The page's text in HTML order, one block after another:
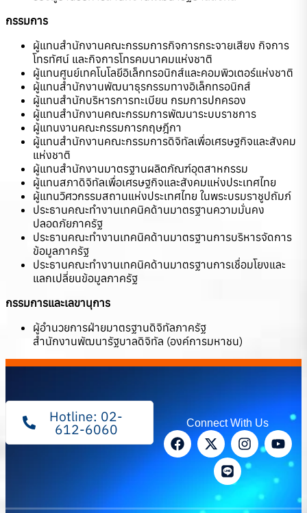
กรรมการ
ผู้แทนสำนักงานคณะกรรมการกิจการกระจายเสียง กิจการ
โทรทัศน์ และกิจการโทรคมนาคมแห่งชาติ
ผู้แทนศูนย์เทคโนโลยีอิเล็กทรอนิกส์และคอมพิวเตอร์แห่งชาติ
ผู้แทนสำนักงานพัฒนาธุรกรรมทางอิเล็กทรอนิกส์
ผู้แทนสำนักบริหารการทะเบียน กรมการปกครอง
ผู้แทนสำนักงานคณะกรรมการพัฒนาระบบราชการ
ผู้แทนงานคณะกรรมการกฤษฎีกา
ผู้แทนสำนักงานคณะกรรมการดิจิทัลเพื่อเศรษฐกิจและสังคม
แห่งชาติ
ผู้แทนสำนักงานมาตรฐานผลิตภัณฑ์อุตสาหกรรม
ผู้แทนสภาดิจิทัลเพื่อเศรษฐกิจและสังคมแห่งประเทศไทย
ผู้แทนวิศวกรรมสถานแห่งประเทศไทย ในพระบรมราชูปถัมภ์
ประธานคณะทำงานเทคนิคด้านมาตรฐานความมั่นคง
ปลอดภัยภาครัฐ
ประธานคณะทำงานเทคนิคด้านมาตรฐานการบริหารจัดการ
ข้อมูลภาครัฐ
ประธานคณะทำงานเทคนิคด้านมาตรฐานการเชื่อมโยงและ
แลกเปลี่ยนข้อมูลภาครัฐ
กรรมการและเลขานุการ
ผู้อำนวยการฝ่ายมาตรฐานดิจิทัลภาครัฐ
สำนักงานพัฒนารัฐบาลดิจิทัล (องค์การมหาชน)
Hotline: 02-
612-6060 Connect With Us